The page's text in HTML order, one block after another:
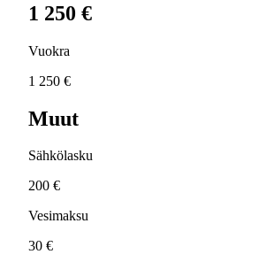
1 250 €
Vuokra
1 250 €
Muut
Sähkölasku
200 €
Vesimaksu
30 €